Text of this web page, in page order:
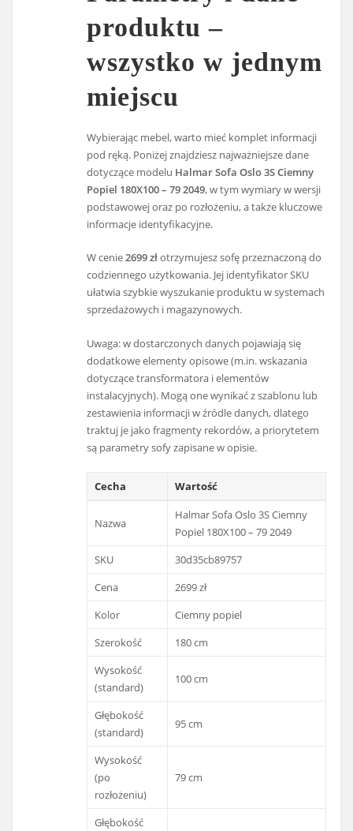
produktu –
wszystko w jednym
miejscu
Wybierając mebel, warto mieć komplet informacji
pod ręką. Poniżej znajdziesz najważniejsze dane
dotyczące modelu Halmar Sofa Oslo 3S Ciemny
Popiel 180X100 – 79 2049, w tym wymiary w wersji
podstawowej oraz po rozłożeniu, a także kluczowe
informacje identyfikacyjne.
W cenie2699 złotrzymujesz sofę przeznaczoną do
codziennego użytkowania. Jej identyfikator SKU
ułatwia szybkie wyszukanie produktu w systemach
sprzedażowych i magazynowych.
Uwaga: w dostarczonych danych pojawiają się
dodatkowe elementy opisowe (m.in. wskazania
dotyczące transformatora i elementów
instalacyjnych). Mogą one wynikać z szablonu lub
zestawienia informacji w źródle danych, dlatego
traktuj je jako fragmenty rekordów, a priorytetem
są parametry sofy zapisane w opisie.
Cecha Wartość
Nazwa
Halmar Sofa Oslo 3S Ciemny
Popiel 180X100 – 79 2049
SKU
30d35cb89757
Cena
2699 zł
Kolor
Ciemny popiel
Szerokość
180 cm
Wysokość
(standard)
100 cm
Głębokość
(standard)
95 cm
Wysokość
(po
rozłożeniu)
79 cm
Głębokość